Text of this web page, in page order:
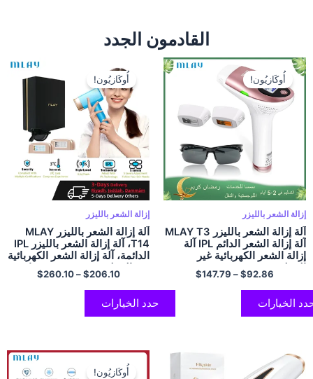
القادمون الجدد
أُوكَازيُون!
إزالة الشعر بالليزر
آلة إزالة الشعر بالليزر MLAY T3
آلة إزالة الشعر الدائم IPL آلة
إزالة الشعر الكهربائية غير
المؤلمة Depiladora 500000
$92.86
–
$147.79
الخيارات
أُوكَازيُون!
إزالة الشعر بالليزر
آلة إزالة الشعر بالليزر MLAY
T14، آلة إزالة الشعر بالليزر IPL
الدائمة، آلة إزالة الشعر الكهربائية
غير المؤلمة 500000 ومضات
آلة إزالة شعر الوجه والجسم
$206.10
–
$260.10
حدد الخيارات
أُوكَازيُون!